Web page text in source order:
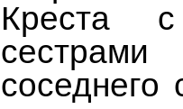
Креста